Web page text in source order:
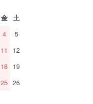
金
土
4
5
11
12
18 19
25 26